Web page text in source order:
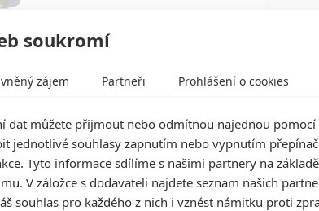
soukromí
zájem Partneři Prohlášení o cookies
dat můžete přijmout nebo odmítnou najednou pomocí
jednotlivé souhlasy zapnutím nebo vypnutím
Tyto informace sdílíme s našimi partnery na základě
V záložce s dodavateli najdete seznam našich
souhlas pro každého z nich i vznést námitku proti